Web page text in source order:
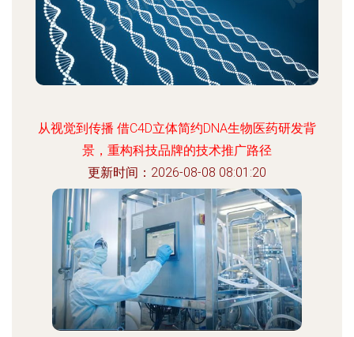
从视觉到传播 借C4D立体简约DNA生物医药研发背
景，重构科技品牌的技术推广路径
更新时间：2026-08-08 08:01:20